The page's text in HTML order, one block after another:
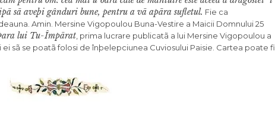
sã aveþi gânduri bune, pentru a vã apãra sufletul. Fie ca
Amin. Mersine Vigopoulou Buna-Vestire a Maicii Domnului 25
lui Tu-Împãrat , prima lucrare publicatã a lui Mersine Vigopoulou a
sã se poatã folosi de înþelepciunea Cuviosului Paisie. Cartea poate fi